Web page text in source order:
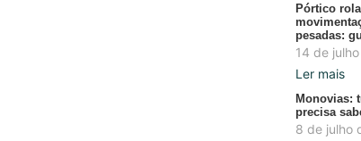
Pórtico
pesadas:
14 de
Ler mais
Monovias:
precisa
8 de julho